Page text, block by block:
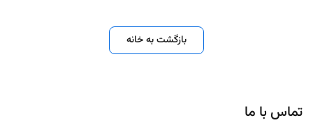
بازگشت به خانه
تماس با ما